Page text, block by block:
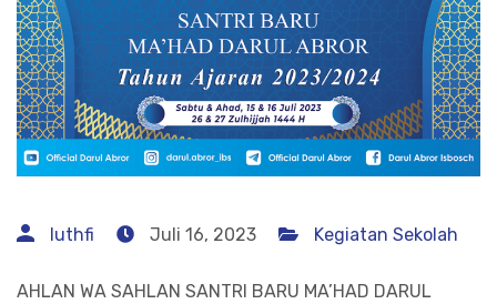
luthfi Juli 16, 2023 Kegiatan Sekolah
AHLAN WA SAHLAN SANTRI BARU MA’HAD DARUL